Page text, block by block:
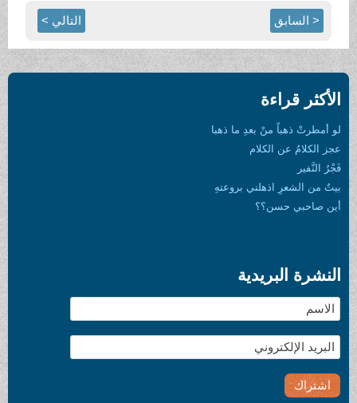
< السابق التالي >
الأكثر قراءة
لو أمطرتْ ذهباً منْ بعدِ ما ذهبا
عجز الكلامُ عن الكلام
فَجْرُ النَّفير
بيتٌ من الشعرِ اذهلني بروعتهِ
أين صاحبي حسن؟؟
النشرة البريدية